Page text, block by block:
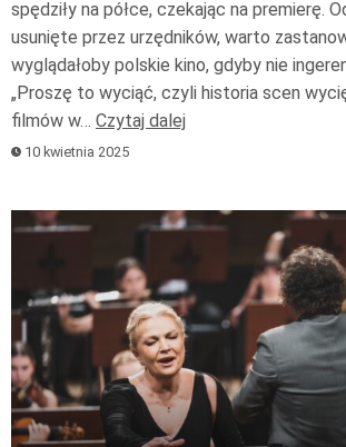
spędziły na półce, czekając na premierę.
usunięte przez urzędników, warto
wyglądałoby polskie kino, gdyby nie
„Proszę to wyciąć, czyli historia scen
filmów w… Czytaj dalej
10 kwietnia 2025
Odtwarzacz
dźwiękowych